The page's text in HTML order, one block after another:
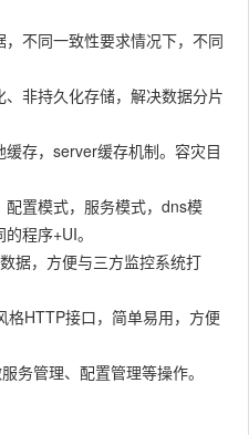
不同一致性要求情况下，不同
非持久化存储，解决数据分片
存，server缓存机制。容灾目
置模式，服务模式，dns模
程序+UI。
据，方便与三方监控系统打
格HTTP接口，简单易用，方便
务管理、配置管理等操作。